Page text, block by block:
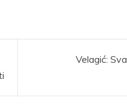
Velagić: